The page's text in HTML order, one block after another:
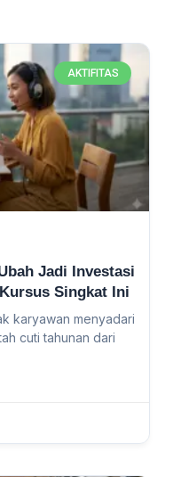
AKTIFITAS
Jadi Investasi
Singkat Ini
karyawan menyadari
cuti tahunan dari